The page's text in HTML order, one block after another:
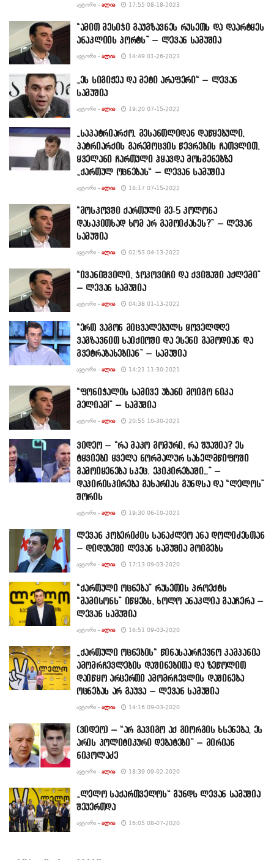
ᲐᲕᲢᲝᲠᲘ - ᲐᲚᲘᲐ 17:55 08-18-2023
“ამით მესიჯი გაუგზავნეს რუსეთს და დაარტყეს
ანაკლიის პორტს” – ლევან სამუშია
ᲐᲕᲢᲝᲠᲘ - ᲐᲚᲘᲐ 14:49 01-26-2023
„ეს სიგიჟეა და მეტი არაფერი“ – ლევან
სამუშია
ᲐᲕᲢᲝᲠᲘ - ᲐᲚᲘᲐ 19:20 07-15-2022
„საპატრიარქო, მესანთლიდან დაწყებული,
პატრიარქის გარემოცვის წევრების ჩათვლით,
ყველანი ჩართული ჰყავდა მოსმენებზე
„ქართულ ოცნებას“ – ლევან სამუშია
ᲐᲕᲢᲝᲠᲘ - ᲐᲚᲘᲐ 18:17 07-15-2022
“მოსკოვში ქართული მე-5 კოლონა
დასაკითხად ხომ არ გამოიძახეს?” – ლევან
სამუშია
ᲐᲕᲢᲝᲠᲘ - ᲐᲚᲘᲐ 02:53 04-13-2022
“ივანიშვილი, ჯოკოვიჩი და ქვიშაში აქლემი”
– ლევან სამუშია
ᲐᲕᲢᲝᲠᲘ - ᲐᲚᲘᲐ 04:38 01-13-2022
“ერთ ვაგონ მიცვალებულს ყოველდღე
ვაგზავნით საიქიოში და ესენი გამოდიან და
გვეტრაბახებიან” – სამუშია
ᲐᲕᲢᲝᲠᲘ - ᲐᲚᲘᲐ 14:21 11-30-2021
“ფონიჭალის სამივე უბანი მოიგო ნიკა
მელიამ!” – სამუშია
ᲐᲕᲢᲝᲠᲘ - ᲐᲚᲘᲐ 20:55 10-30-2021
ვიდეო – “რა მაკო გომური, რა შუაშია? ეს
ტყვიები ყველა ნორმალურ სახელმწიფოში
გამოიყენება სპეც. ეპიკირებაში…” –
დაპირისპირება გახარიას გუნდსა და “ლელოს”
შორის
ᲐᲕᲢᲝᲠᲘ - ᲐᲚᲘᲐ 19:30 06-10-2021
ლევან კობერიძის სანაძლეო ანა დოლიძესთან
– დიდუბეში ლევან სამუშია მოიგებს
ᲐᲕᲢᲝᲠᲘ - ᲐᲚᲘᲐ 17:13 09-03-2020
“ქართული ოცნება” რუსეთის პროექტს
“მამისონს” იწყებს, ხოლო ანაკლია გააჩერა –
ლევან სამუშია
ᲐᲕᲢᲝᲠᲘ - ᲐᲚᲘᲐ 16:51 09-03-2020
„ქართული ოცნების“ წინასაარჩევნო კამპანია
ამომრჩევლების დაშინებითა და ზეწოლით
დაიწყო არცერთი ამომრჩევლის დაშინება
ოცნებას არ გაუვა – ლევან სამუშია
ᲐᲕᲢᲝᲠᲘ - ᲐᲚᲘᲐ 14:16 09-03-2020
(ვიდეო) – “არ გავიგო აქ გიორგის ხსენება, ეს
არის პოლიტიკური დებატები” – მირიან
ნიკოლაძე
ᲐᲕᲢᲝᲠᲘ - ᲐᲚᲘᲐ 18:39 09-02-2020
„ლელო საქართველოს“ გუნდს ლევან სამუშია
შეუერთდა
ᲐᲕᲢᲝᲠᲘ - ᲐᲚᲘᲐ 16:05 08-07-2020